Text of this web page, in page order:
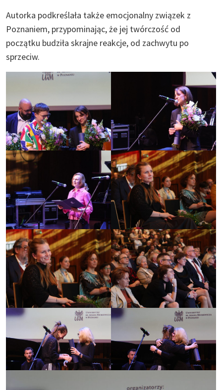
Autorka podkreślała także emocjonalny związek z
Poznaniem, przypominając, że jej twórczość od
początku budziła skrajne reakcje, od zachwytu po
sprzeciw.